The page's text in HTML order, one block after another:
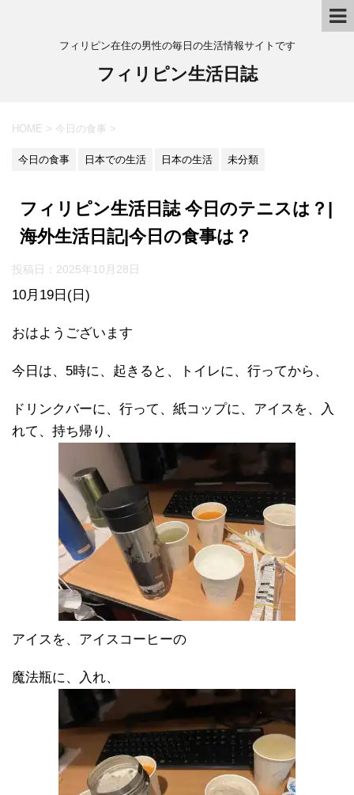
フィリピン在住の男性の毎日の生活情報サイトです
フィリピン生活日誌
HOME > 今日の食事 >
今日の食事 日本での生活 日本の生活 未分類
フィリピン生活日誌 今日のテニスは？|
海外生活日記|今日の食事は？
投稿日： 2025年10月28日
10月19日(日)
おはようございます
今日は、5時に、起きると、トイレに、行ってから、
ドリンクバーに、行って、紙コップに、アイスを、入
れて、持ち帰り、
アイスを、アイスコーヒーの
魔法瓶に、入れ、